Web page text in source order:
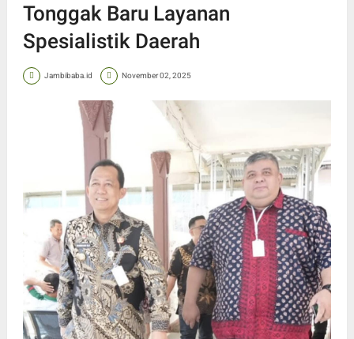
Tonggak Baru Layanan
Spesialistik Daerah
Jambibaba.id November 02, 2025